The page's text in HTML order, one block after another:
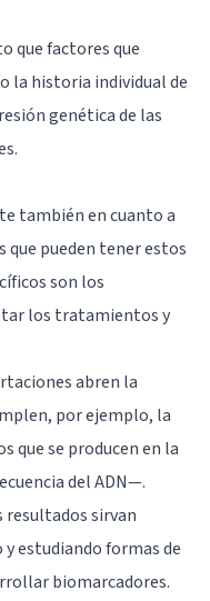
que factores que
la historia individual de
genética de las
también en cuanto a
pueden tener estos
son los
los tratamientos y
abren la
por ejemplo, la
que se producen en la
del ADN—.
resultados sirvan
estudiando formas de
biomarcadores.